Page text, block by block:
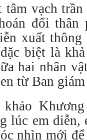
tâm vạch
đổi thân
xuất
biệt là
hai nhân
từ Ban
khảo
lúc em diễn,
nhìn mới